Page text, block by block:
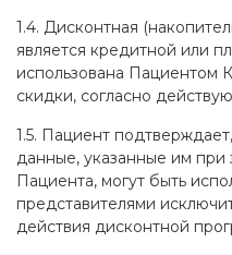
1.4. Дисконтная
является кредитной или
использована Пациентом
скидки, согласно
1.5. Пациент
данные, указанные им при
Пациента, могут быть
представителями
действия дисконтной